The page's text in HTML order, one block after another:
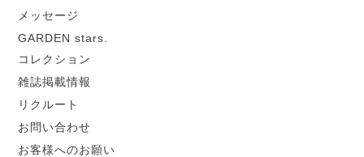
メッセージ
GARDEN stars.
コレクション
雑誌掲載情報
リクルート
お問い合わせ
お客様へのお願い